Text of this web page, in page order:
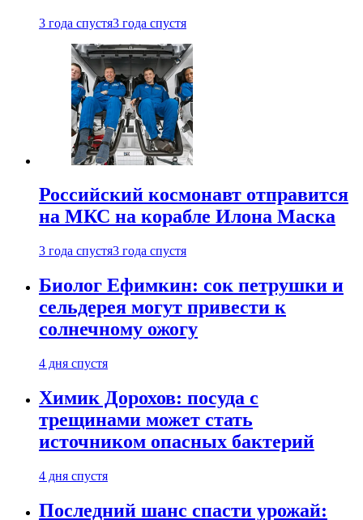
3 года спустя3 года спустя
Российский космонавт отправится
на МКС на корабле Илона Маска
3 года спустя3 года спустя
Биолог Ефимкин: сок петрушки и
сельдерея могут привести к
солнечному ожогу
4 дня спустя
Химик Дорохов: посуда с
трещинами может стать
источником опасных бактерий
4 дня спустя
Последний шанс спасти урожай: